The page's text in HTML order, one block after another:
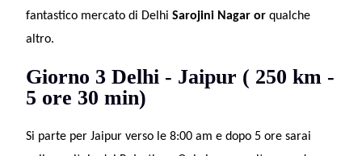
fantastico mercato di DelhiSarojini Nagar or qualche
altro.
Giorno 3 Delhi - Jaipur ( 250 km -
5 ore 30 min)
Si parte per Jaipur verso le 8:00 am e dopo 5 ore sarai